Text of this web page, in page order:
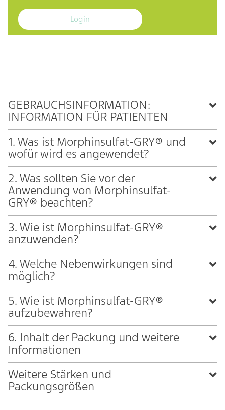
Login
GEBRAUCHSINFORMATION:
INFORMATION FÜR PATIENTEN
1. Was ist Morphinsulfat-GRY® und
wofür wird es angewendet?
2. Was sollten Sie vor der
Anwendung von Morphinsulfat-
GRY® beachten?
3. Wie ist Morphinsulfat-GRY®
anzuwenden?
4. Welche Nebenwirkungen sind
möglich?
5. Wie ist Morphinsulfat-GRY®
aufzubewahren?
6. Inhalt der Packung und weitere
Informationen
Weitere Stärken und
Packungsgrößen